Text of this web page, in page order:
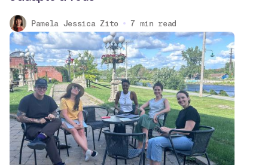
Pamela Jessica Zito 7 min read